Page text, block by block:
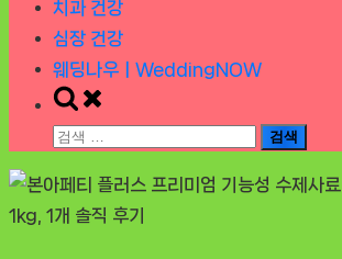
치과 건강
심장 건강
웨딩나우ㅣWeddingNOW
Toggle
search
검